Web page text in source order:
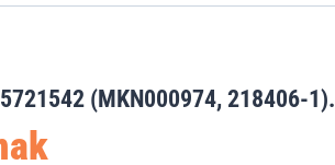
(MKN000974, 218406-1).